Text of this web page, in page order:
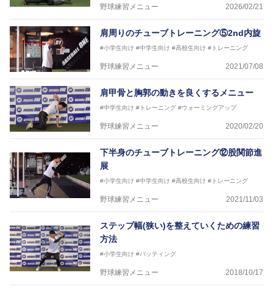
野球練習メニュー 2026/02/21
肩周りのチューブトレーニング⑤2nd内旋
#小学生向け #中学生向け #高校生向け #トレーニング
野球練習メニュー 2021/07/08
肩甲骨と胸郭の動きを良くするメニュー
#中学生向け #トレーニング #ウォーミングアップ
野球練習メニュー 2020/02/20
下半身のチューブトレーニング⑫股関節進
展
#小学生向け #中学生向け #高校生向け #トレーニング
野球練習メニュー 2021/11/03
ステップ幅(狭い)を整えていくための練習
方法
#小学生向け #バッティング
野球練習メニュー 2018/10/17